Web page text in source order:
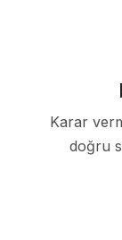
Karar
doğru